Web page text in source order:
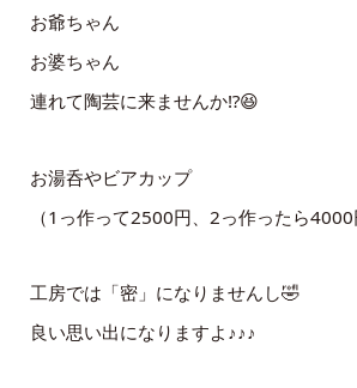
お爺ちゃん
お婆ちゃん
連れて陶芸に来ませんか⁉😆
お湯呑やビアカップ
（1っ作って2500円、2っ作ったら4000
工房では「密」になりませんし🤣
良い思い出になりますよ♪♪♪